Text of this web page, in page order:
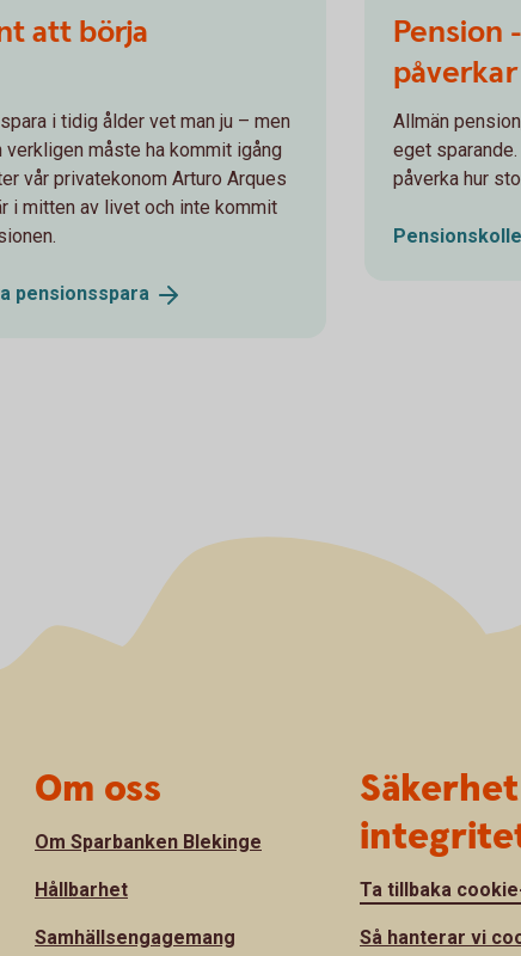
att börja
i tidig ålder vet man ju – men
måste ha kommit igång
vår privatekonom Arturo Arques
i mitten av livet och inte kommit
pensionsspara
Pension
Allmän
eget
påverka hur
Om oss
Om Sparbanken Blekinge
Hållbarhet
Samhällsengagemang
Ta tillbaka
Så hanterar vi